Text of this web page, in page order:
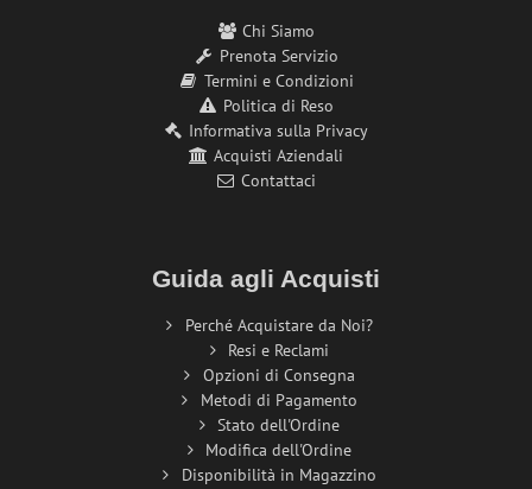
Chi Siamo
Prenota Servizio
Termini e Condizioni
Politica di Reso
Informativa sulla Privacy
Acquisti Aziendali
Contattaci
Guida agli Acquisti
Perché Acquistare da Noi?
Resi e Reclami
Opzioni di Consegna
Metodi di Pagamento
Stato dell'Ordine
Modifica dell'Ordine
Disponibilità in Magazzino